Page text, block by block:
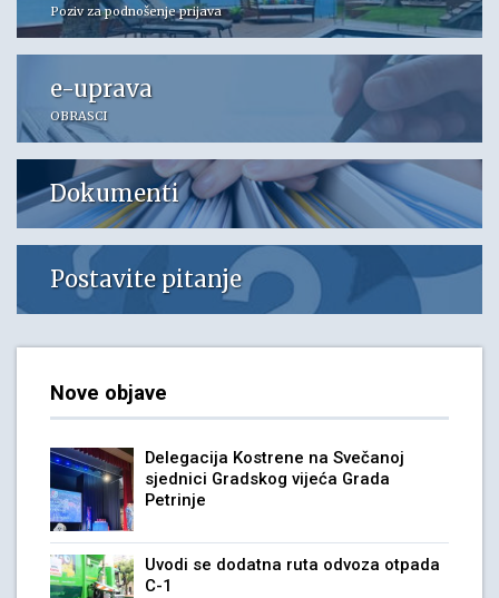
Poziv za podnošenje prijava
e-uprava
OBRASCI
Dokumenti
Postavite pitanje
Nove objave
Delegacija Kostrene na Svečanoj
sjednici Gradskog vijeća Grada
Petrinje
Uvodi se dodatna ruta odvoza otpada
C-1